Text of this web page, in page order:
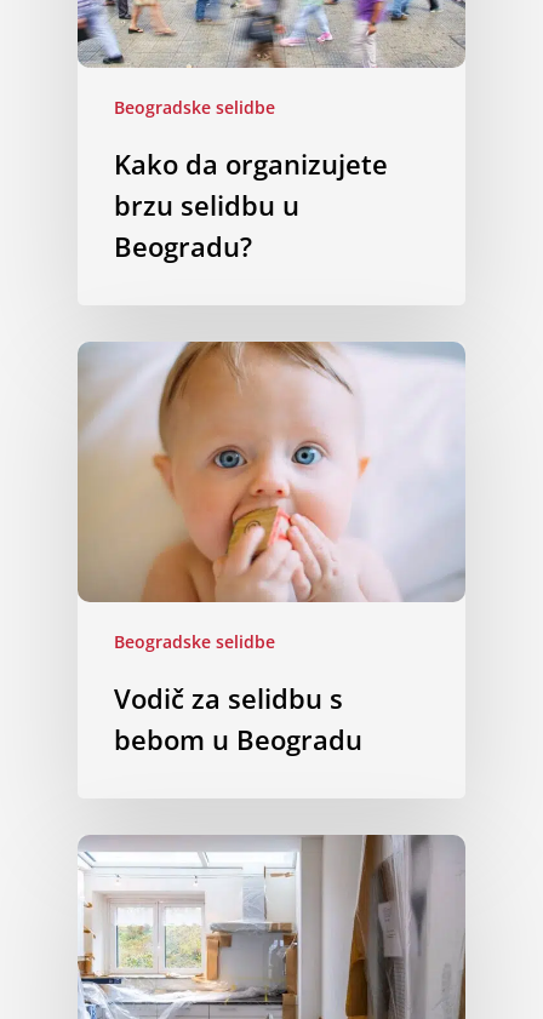
Beogradske selidbe
Kako da organizujete
brzu selidbu u
Beogradu?
Beogradske selidbe
Vodič za selidbu s
bebom u Beogradu